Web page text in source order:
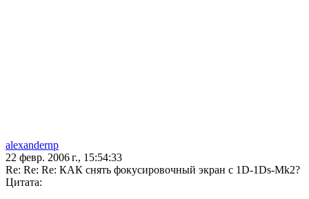
alexandernp
22 февр. 2006 г., 15:54:33
Re: Re: Re: КАК снять фокусировочный экран с 1D-1Ds-Mk2?
Цитата: